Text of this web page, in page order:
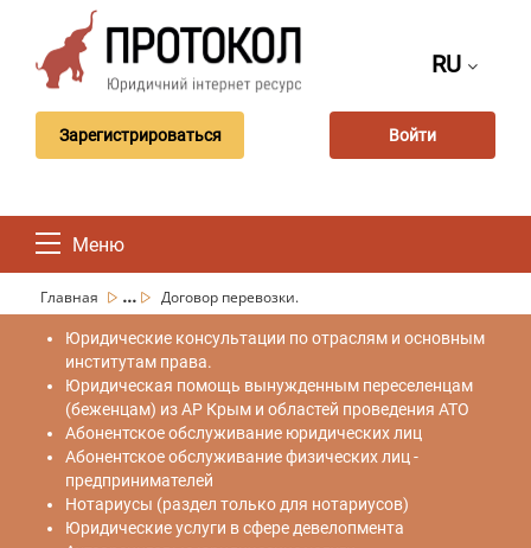
RU
Зарегистрироваться Войти
Меню
Главная ... Договор перевозки.
Юридические консультации по отраслям и основным
институтам права.
Юридическая помощь вынужденным переселенцам
(беженцам) из АР Крым и областей проведения АТО
Абонентское обслуживание юридических лиц
Абонентское обслуживание физических лиц -
предпринимателей
Нотариусы (раздел только для нотариусов)
Юридические услуги в сфере девелопмента